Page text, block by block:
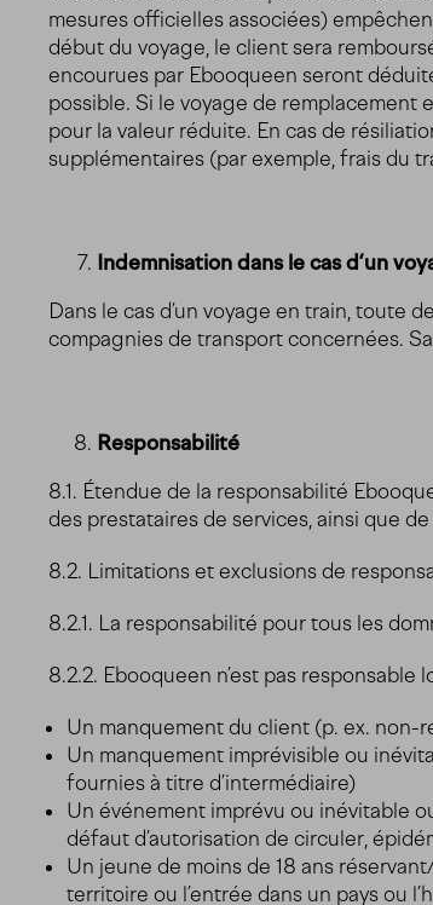
mesures officielles associées)
début du voyage, le client sera
encourues par Ebooqueen seront
possible. Si le voyage de
pour la valeur réduite. En cas de
supplémentaires (par exemple, frais du
Indemnisation dans le cas d’un
Dans le cas d’un voyage en train,
compagnies de transport concernées.
Responsabilité
8.1. Étendue de la responsabilité
des prestataires de services, ainsi que
8.2. Limitations et exclusions de
8.2.1. La responsabilité pour tous les
8.2.2. Ebooqueen n’est pas
Un manquement du client (p. ex. non-
Un manquement imprévisible ou
fournies à titre d’intermédiaire)
Un événement imprévu ou inévitable
défaut d’autorisation de circuler,
Un jeune de moins de 18 ans
territoire ou l’entrée dans un pays ou